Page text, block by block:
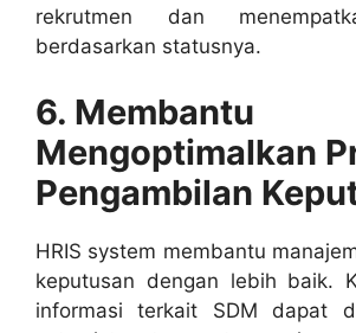
rekrutmen dan
berdasarkan statusnya.
6. Membantu
Mengoptimalkan
Pengambilan
HRIS system membantu
keputusan dengan lebih baik.
informasi terkait SDM dapat